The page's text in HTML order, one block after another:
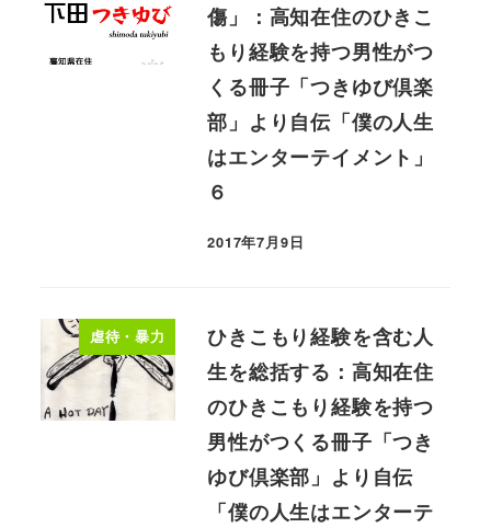
傷」：高知在住のひきこ
もり経験を持つ男性がつ
くる冊子「つきゆび倶楽
部」より自伝「僕の人生
はエンターテイメント」
６
2017年7月9日
虐待・暴力
ひきこもり経験を含む人
生を総括する：高知在住
のひきこもり経験を持つ
男性がつくる冊子「つき
ゆび倶楽部」より自伝
「僕の人生はエンターテ